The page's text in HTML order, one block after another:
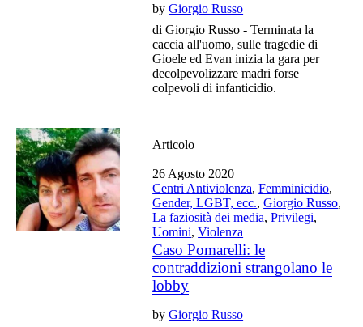
byGiorgio Russo
di Giorgio Russo - Terminata la
caccia all'uomo, sulle tragedie di
Gioele ed Evan inizia la gara per
decolpevolizzare madri forse
colpevoli di infanticidio.
Articolo
26 Agosto 2020
Centri Antiviolenza,Femminicidio,
Gender, LGBT, ecc.,Giorgio Russo,
La faziosità dei media,Privilegi,
Uomini,Violenza
Caso Pomarelli: le
contraddizioni strangolano le
lobby
byGiorgio Russo